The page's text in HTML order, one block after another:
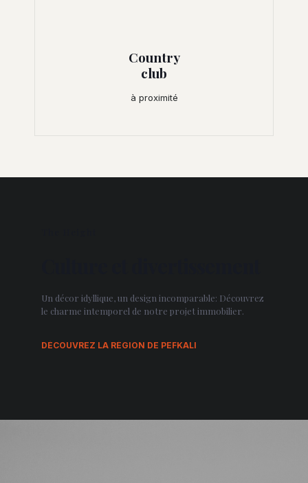
Country
club
à proximité
Un décor idyllique, un design incomparable: Découvrez
le charme intemporel de notre projet immobilier.
DÉCOUVREZ LA RÉGION DE PEFKALI